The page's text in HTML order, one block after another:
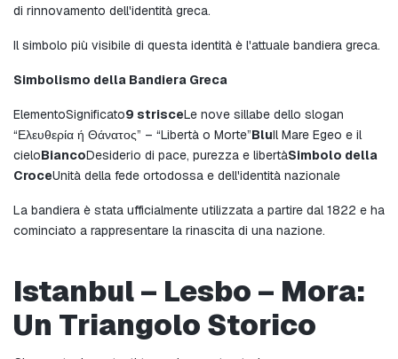
di rinnovamento dell'identità greca.
Il simbolo più visibile di questa identità è l'attuale bandiera greca.
Simbolismo della Bandiera Greca
ElementoSignificato9 strisceLe nove sillabe dello slogan
“Ελευθερία ή Θάνατος” – “Libertà o Morte”BluIl Mare Egeo e il
cieloBiancoDesiderio di pace, purezza e libertàSimbolo della
CroceUnità della fede ortodossa e dell'identità nazionale
La bandiera è stata ufficialmente utilizzata a partire dal 1822 e ha
cominciato a rappresentare la rinascita di una nazione.
Istanbul – Lesbo – Mora:
Un Triangolo Storico